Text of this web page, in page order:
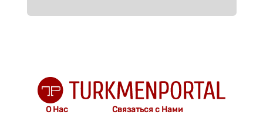
О Нас
Связаться с Нами